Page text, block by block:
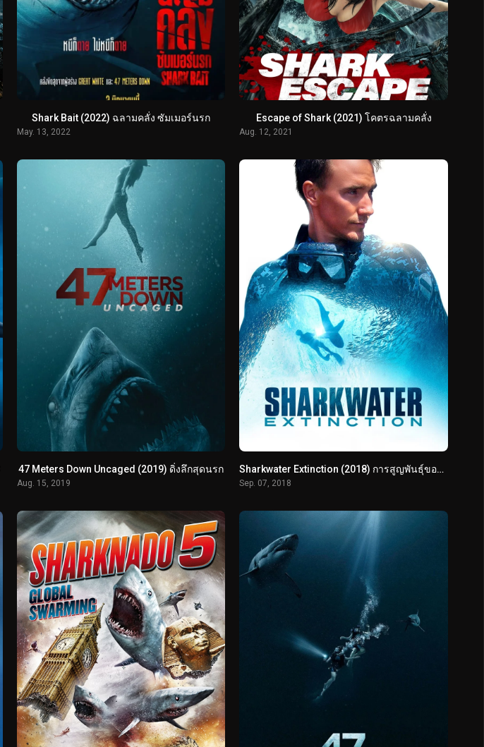
Shark Bait (2022) ฉลามคลั่ง ซัมเมอร์นรก
May. 13, 2022
Escape of Shark (2021) โคตรฉลามคลั่ง
Aug. 12, 2021
47 Meters Down Uncaged (2019) ดิ่งลึกสุดนรก
Aug. 15, 2019
Sharkwater Extinction (2018) การสูญพันธุ์ของปลาฉลาม
Sep. 07, 2018